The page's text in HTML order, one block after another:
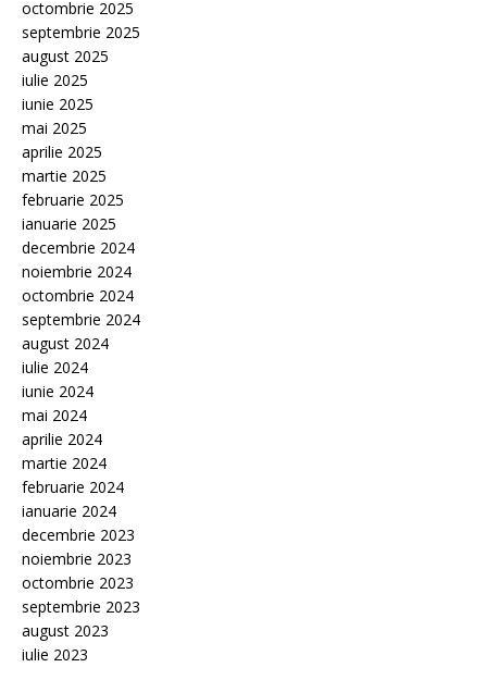
octombrie 2025
septembrie 2025
august 2025
iulie 2025
iunie 2025
mai 2025
aprilie 2025
martie 2025
februarie 2025
ianuarie 2025
decembrie 2024
noiembrie 2024
octombrie 2024
septembrie 2024
august 2024
iulie 2024
iunie 2024
mai 2024
aprilie 2024
martie 2024
februarie 2024
ianuarie 2024
decembrie 2023
noiembrie 2023
octombrie 2023
septembrie 2023
august 2023
iulie 2023